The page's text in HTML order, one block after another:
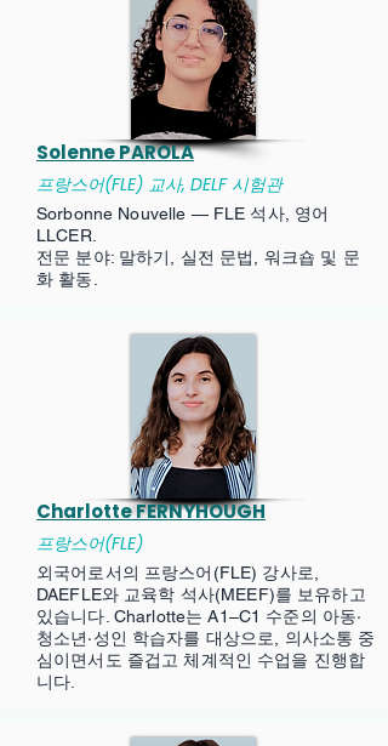
Solenne PAROLA
프랑스어(FLE) 교사, DELF 시험관
Sorbonne Nouvelle — FLE 석사, 영어
LLCER.
전문 분야: 말하기, 실전 문법, 워크숍 및 문
화 활동.
Charlotte FERNYHOUGH
프랑스어(FLE)
외국어로서의 프랑스어(FLE) 강사로,
DAEFLE와 교육학 석사(MEEF)를 보유하고
있습니다. Charlotte는 A1–C1 수준의 아동·
청소년·성인 학습자를 대상으로, 의사소통 중
심이면서도 즐겁고 체계적인 수업을 진행합
니다.